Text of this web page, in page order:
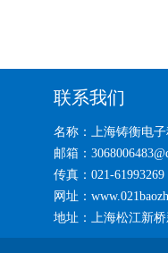
联系我们
名称：上海铸衡电子
邮箱：
传真：021-61993269
网址：
地址：上海松江新